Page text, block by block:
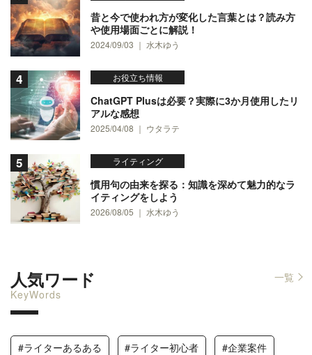
昔と今で使われ方が変化した言葉とは？読み方
や使用場面ごとに解説！
2024/09/03 ｜ 水木ゆう
お役立ち情報
ChatGPT Plusは必要？実際に3か月使用したリ
アルな感想
2025/04/08 ｜ ウタラテ
ライティング
慣用句の由来を探る：知識を深めて魅力的なラ
イティングをしよう
2026/08/05 ｜ 水木ゆう
人気ワード
KeyWords
一覧
#ライターあるある #ライター初心者 #企業案件